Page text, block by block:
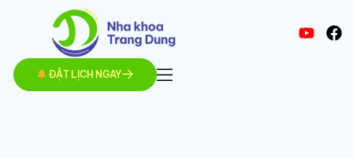
ĐẶT LỊCH NGAY